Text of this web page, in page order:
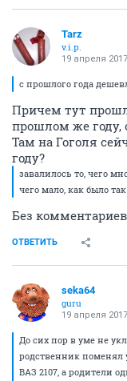
Tarz
v.i.p.
19 апреля 2017
с прошлого года
Причем тут
прошлом же году,
Там на Гоголя
году?
завалилось то, чего
чего мало, как было
Без
ОТВЕТИТЬ
seka64
guru
19 апреля 2017
До сих пор в уме не
родственник поменял
ВАЗ 2107, а родители